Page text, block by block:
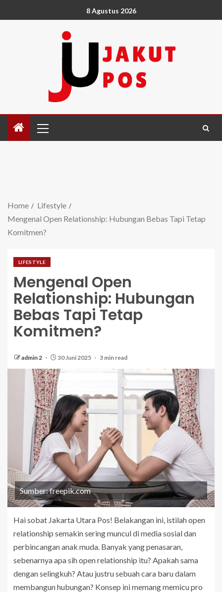
8 Agustus 2026
Home
Lifestyle
Mengenal Open Relationship: Hubungan Bebas Tapi Tetap
Komitmen?
LIFESTYLE
Mengenal Open
Relationship: Hubungan
Bebas Tapi Tetap
Komitmen?
admin 2 30 Juni 2025 3 min read
Sumber: freepik.com
Hai sobat Jakarta Utara Pos! Belakangan ini, istilah open
relationship semakin sering muncul di media sosial dan
perbincangan anak muda. Banyak yang penasaran,
sebenarnya apa sih open relationship itu? Apakah sama
dengan selingkuh? Atau justru sebuah cara baru dalam
membangun hubungan? Konsep ini memang memicu pro